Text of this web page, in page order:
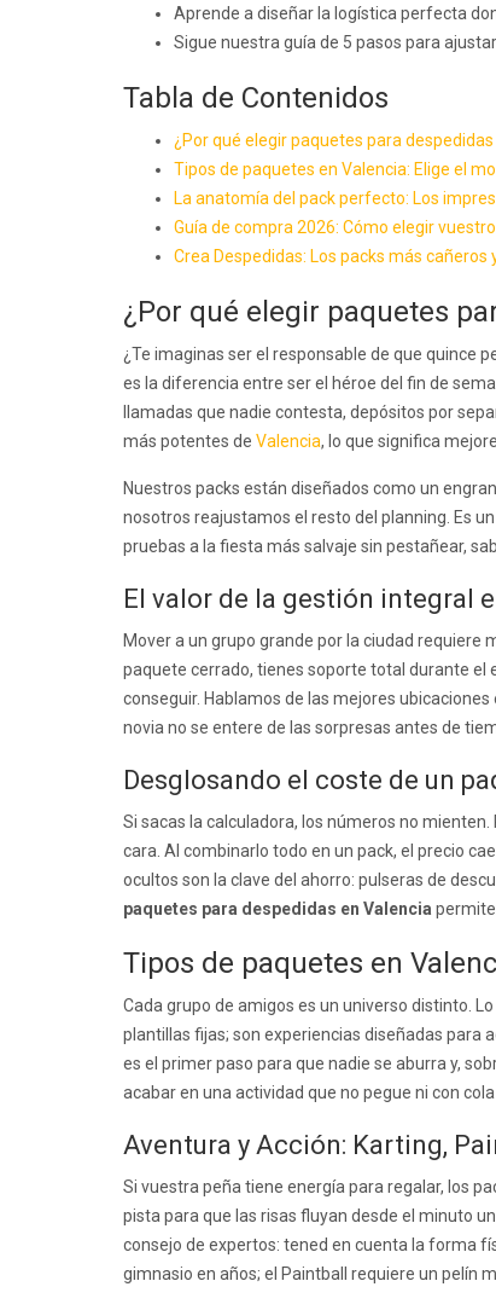
Aprende a diseñar la logística perfecta
Sigue nuestra guía de 5 pasos para
Tabla de Contenidos
¿Por qué elegir paquetes para
Tipos de paquetes en Valencia: Elige el
La anatomía del pack perfecto: Los
Guía de compra 2026: Cómo elegir
Crea Despedidas: Los packs más cañeros
¿Por qué elegir paquetes
¿Te imaginas ser el responsable de que quince
es la diferencia entre ser el héroe del fin de
llamadas que nadie contesta, depósitos por
más potentes de Valencia, lo que significa
Nuestros packs están diseñados como un
nosotros reajustamos el resto del planning. Es
pruebas a la fiesta más salvaje sin pestañear,
El valor de la gestión integral
Mover a un grupo grande por la ciudad requiere
paquete cerrado, tienes soporte total durante el
conseguir. Hablamos de las mejores
novia no se entere de las sorpresas antes de
Desglosando el coste de un
Si sacas la calculadora, los números no mienten.
cara. Al combinarlo todo en un pack, el precio
ocultos son la clave del ahorro: pulseras de
paquetes para despedidas en Valencia
Tipos de paquetes en
Cada grupo de amigos es un universo distinto.
plantillas fijas; son experiencias diseñadas para
es el primer paso para que nadie se aburra y,
acabar en una actividad que no pegue ni con
Aventura y Acción: Karting,
Si vuestra peña tiene energía para regalar, los
pista para que las risas fluyan desde el minuto
consejo de expertos: tened en cuenta la forma
gimnasio en años; el Paintball requiere un pelín